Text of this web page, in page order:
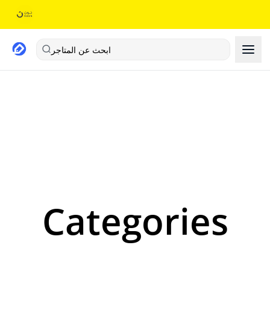
ابحث عن المتاجر
Categories